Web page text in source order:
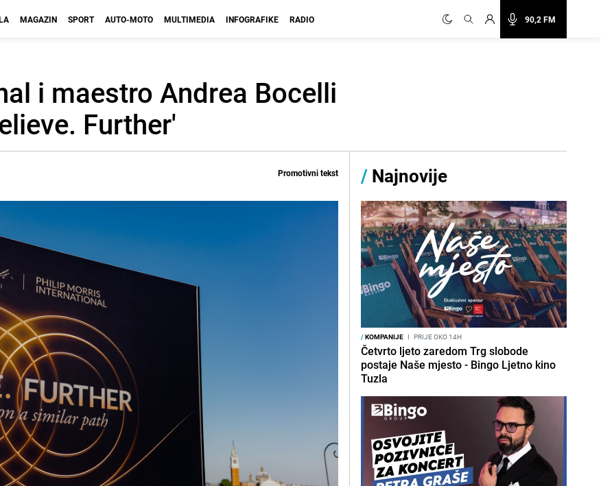
90,2 FM
MAGAZIN SPORT AUTO-MOTO MULTIMEDIA INFOGRAFIKE RADIO
i maestro Andrea Bocelli
Further'
Promotivni tekst / Najnovije
/KOMPANIJE I PRIJE OKO 14H
Četvrto ljeto zaredom Trg slobode
postaje Naše mjesto - Bingo Ljetno kino
Tuzla